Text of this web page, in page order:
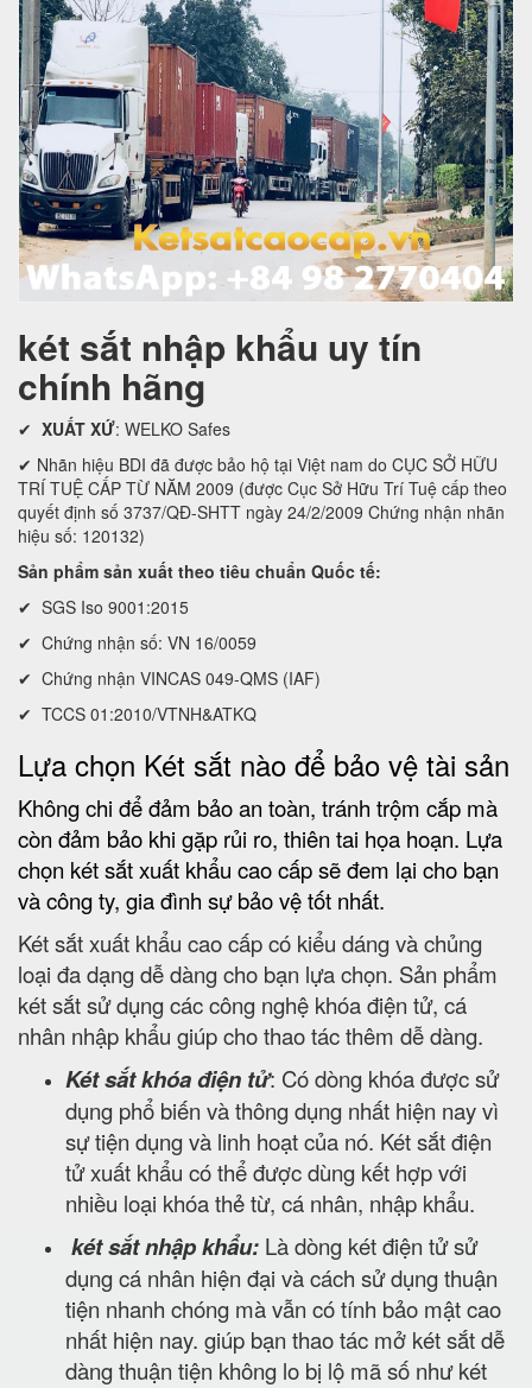
két sắt nhập khẩu uy tín
chính hãng
✔ XUẤT XỨ: WELKO Safes
✔ Nhãn hiệu BDI đã được bảo hộ tại Việt nam do CỤC SỞ HỮU
TRÍ TUỆ CẤP TỪ NĂM 2009 (được Cục Sở Hữu Trí Tuệ cấp theo
quyết định số 3737/QĐ-SHTT ngày 24/2/2009 Chứng nhận nhãn
hiệu số: 120132)
Sản phẩm sản xuất theo tiêu chuẩn Quốc tế:
✔ SGS Iso 9001:2015
✔ Chứng nhận số: VN 16/0059
✔ Chứng nhận VINCAS 049-QMS (IAF)
✔ TCCS 01:2010/VTNH&ATKQ
Lựa chọn Két sắt nào để bảo vệ tài sản
Không chi để đảm bảo an toàn, tránh trộm cắp mà
còn đảm bảo khi gặp rủi ro, thiên tai họa hoạn. Lựa
chọn két sắt xuất khẩu cao cấp sẽ đem lại cho bạn
và công ty, gia đình sự bảo vệ tốt nhất.
Két sắt xuất khẩu cao cấp có kiểu dáng và chủng
loại đa dạng dễ dàng cho bạn lựa chọn. Sản phẩm
két sắt sử dụng các công nghệ khóa điện tử, cá
nhân nhập khẩu giúp cho thao tác thêm dễ dàng.
Két sắt khóa điện tử: Có dòng khóa được sử
dụng phổ biến và thông dụng nhất hiện nay vì
sự tiện dụng và linh hoạt của nó. Két sắt điện
tử xuất khẩu có thể được dùng kết hợp với
nhiều loại khóa thẻ từ, cá nhân, nhập khẩu.
két sắt nhập khẩu: Là dòng két điện tử sử
dụng cá nhân hiện đại và cách sử dụng thuận
tiện nhanh chóng mà vẫn có tính bảo mật cao
nhất hiện nay. giúp bạn thao tác mở két sắt dễ
dàng thuận tiện không lo bị lộ mã số như két